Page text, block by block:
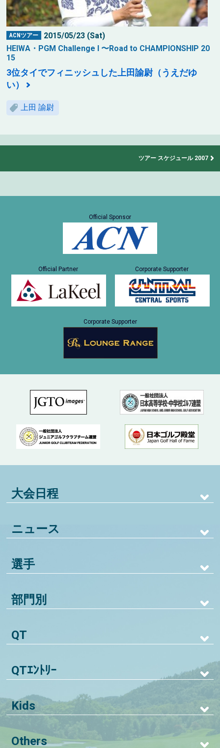
ACNツアー
2015/05/23 (Sat)
HEIWA・PGM Challenge I 〜Road to CHAMPIONSHIP 20
15
3位タイでフィニッシュした上田諭尉（うえだゆ
い）
上田 諭尉
ツアー スケジュール 2007
Official Sponsor
Official Partner Corporate Supporter
Corporate Supporter
大会日程
ニュース
選手
部門別
QT
QTｴﾝﾄﾘｰ
Kids
Others